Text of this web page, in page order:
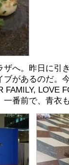
ザへ。昨日に引
ブがあるのだ。
FAMILY, LOVE
一番前で、青衣